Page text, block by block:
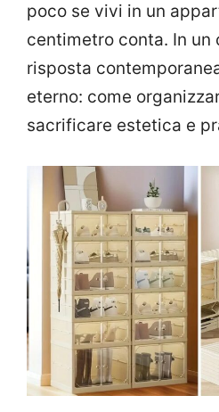
poco se vivi in un
centimetro conta. In un
risposta
eterno: come
sacrificare estetica e